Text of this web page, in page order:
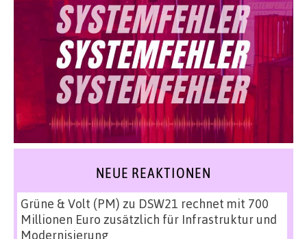
NEUE REAKTIONEN
Grüne & Volt (PM) zu DSW21 rechnet mit 700
Millionen Euro zusätzlich für Infrastruktur und
Modernisierung